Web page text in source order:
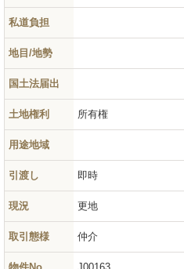
私道負担
地目/地勢
国土法届出
土地権利 所有権
用途地域
引渡し 即時
現況 更地
取引態様 仲介